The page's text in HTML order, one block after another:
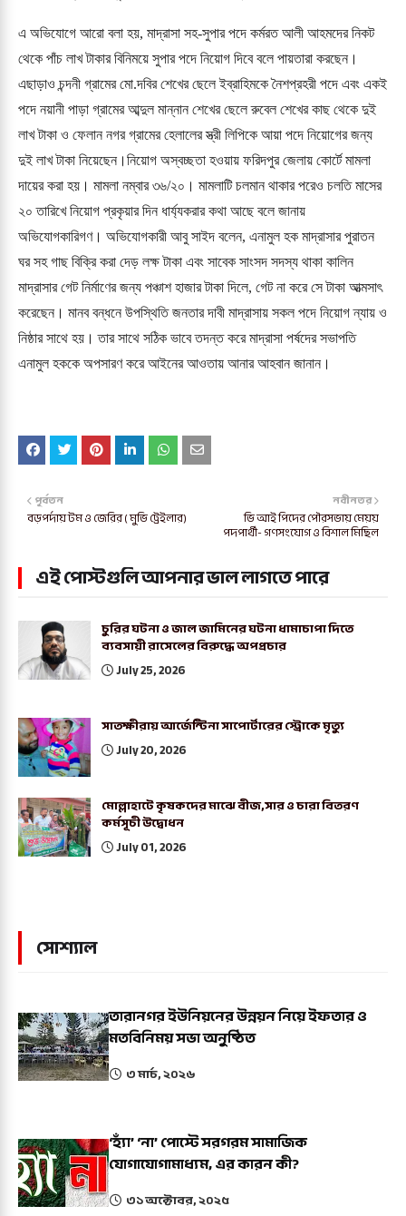
এ অভিযোগে আরো বলা হয়, মাদ্রাসা সহ-সুপার পদে কর্মরত আলী আহমদের নিকট
থেকে পাঁচ লাখ টাকার বিনিময়ে সুপার পদে নিয়োগ দিবে বলে পায়তারা করছেন।
এছাড়াও চন্দনী গ্রামের মো.দবির শেখের ছেলে ইব্রাহিমকে নৈশপ্রহরী পদে এবং একই
পদে নয়ানী পাড়া গ্রামের আব্দুল মান্নান শেখের ছেলে রুবেল শেখের কাছ থেকে দুই
লাখ টাকা ও ফেলান নগর গ্রামের হেলালের স্ত্রী লিপিকে আয়া পদে নিয়োগের জন্য
দুই লাখ টাকা নিয়েছেন।নিয়োগ অস্বচ্ছতা হওয়ায় ফরিদপুর জেলায় কোর্টে মামলা
দায়ের করা হয়। মামলা নম্বার ৩৬/২০। মামলাটি চলমান থাকার পরেও চলতি মাসের
২০ তারিখে নিয়োগ প্রকৃয়ার দিন ধার্য্যকরার কথা আছে বলে জানায়
অভিযোগকারিগণ। অভিযোগকারী আবু সাইদ বলেন, এনামুল হক মাদ্রাসার পুরাতন
ঘর সহ গাছ বিক্রি করা দেড় লক্ষ টাকা এবং সাবেক সাংসদ সদস্য থাকা কালিন
মাদ্রাসার গেট নির্মাণের জন্য পঞ্চাশ হাজার টাকা দিলে, গেট না করে সে টাকা আত্মসাৎ
করেছেন। মানব বন্ধনে উপস্থিতি জনতার দাবী মাদ্রাসায় সকল পদে নিয়োগ ন্যায় ও
নিষ্ঠার সাথে হয়। তার সাথে সঠিক ভাবে তদন্ত করে মাদ্রাসা পর্ষদের সভাপতি
এনামুল হককে অপসারণ করে আইনের আওতায় আনার আহবান জানান।
নবীনতর
ভি আই পিদের পৌরসভায় মেয়য়
পদপার্থী- গণসংযোগ ও বিশাল মিছিল
পূর্বতন
বড়পর্দায় টম ও জেরির ( মুভি ট্রেইলার)
এই পোস্টগুলি আপনার ভাল লাগতে পারে
চুরির ঘটনা ও জাল জামিনের ঘটনা ধামাচাপা দিতে
ব্যবসায়ী রাসেলের বিরুদ্ধে অপপ্রচার
July 25, 2026
সাতক্ষীরায় আর্জেন্টিনা সাপোর্টারের স্ট্রোকে মৃত্যু
July 20, 2026
মোল্লাহাটে কৃষকদের মাঝে বীজ,সার ও চারা বিতরণ
কর্মসূচী উদ্বোধন
July 01, 2026
সোশ্যাল
তারানগর ইউনিয়নের উন্নয়ন নিয়ে ইফতার ও
মতবিনিময় সভা অনুষ্ঠিত
৩ মার্চ, ২০২৬
‘হ্যাঁ’ ‘না’ পোস্টে সরগরম সামাজিক
যোগাযোগামাধ্যম, এর কারন কী?
৩১ অক্টোবর, ২০২৫